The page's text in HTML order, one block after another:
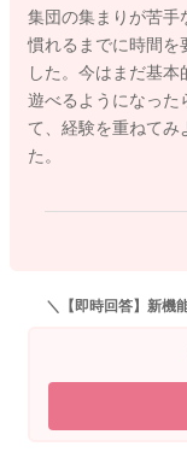
またお子さんによっ
ますし、なかなか慣
それがいけないと
要な時間になるとい
そのような普段過ご
との経験が重ねてい
引き続き、息子さ
す。
そうしていただく
よ。
集団の集まりが苦手
慣れるまでに時間を
した。今はまだ基
遊べるようになった
て、経験を重ねてみ
た。
＼【即時回答】新機